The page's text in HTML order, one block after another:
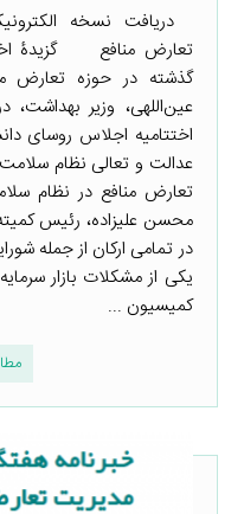
دریافت نسخه
تعارض منافع گزیدۀ
گذشته در حوزه تعارض
عین‌اللهی، وزیر
اختتامیه اجلاس روسای
عدالت و تعالی نظام سلامت
تعارض منافع در نظام
محسن علیزاده، رئیس
در تمامی ارکان از جمله
یکی از مشکلات بازار
کمیسیون ...